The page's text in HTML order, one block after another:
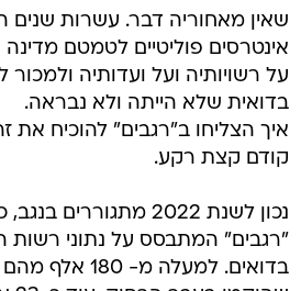
שאין מאחוריה דבר. עשרות שנים
אינטרסים פוליטיים לטמטם
על רשויותיה ועל ועדותיה
בדואית שלא הייתה ולא נבראה.
איך הצליחו ב"רגבים" להוכיח את
קודם קצת רקע.
נכון לשנת 2022
בדואים. למעלה